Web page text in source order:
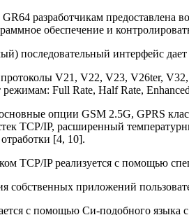
разработчикам
обеспечение и
последовательный интерфейс
V21, V22, V23, V26ter,
режимам: Full Rate, Half Rate,
опции GSM 2.5G, GPRS
TCP/IP, расширенный
[4, 10].
TCP/IP реализуется с помощью
собственных приложений
с помощью Си-подобного